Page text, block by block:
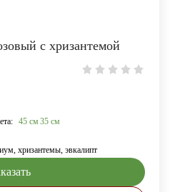
с хризантемой
45 см 35 см
хризантемы, эвкалипт